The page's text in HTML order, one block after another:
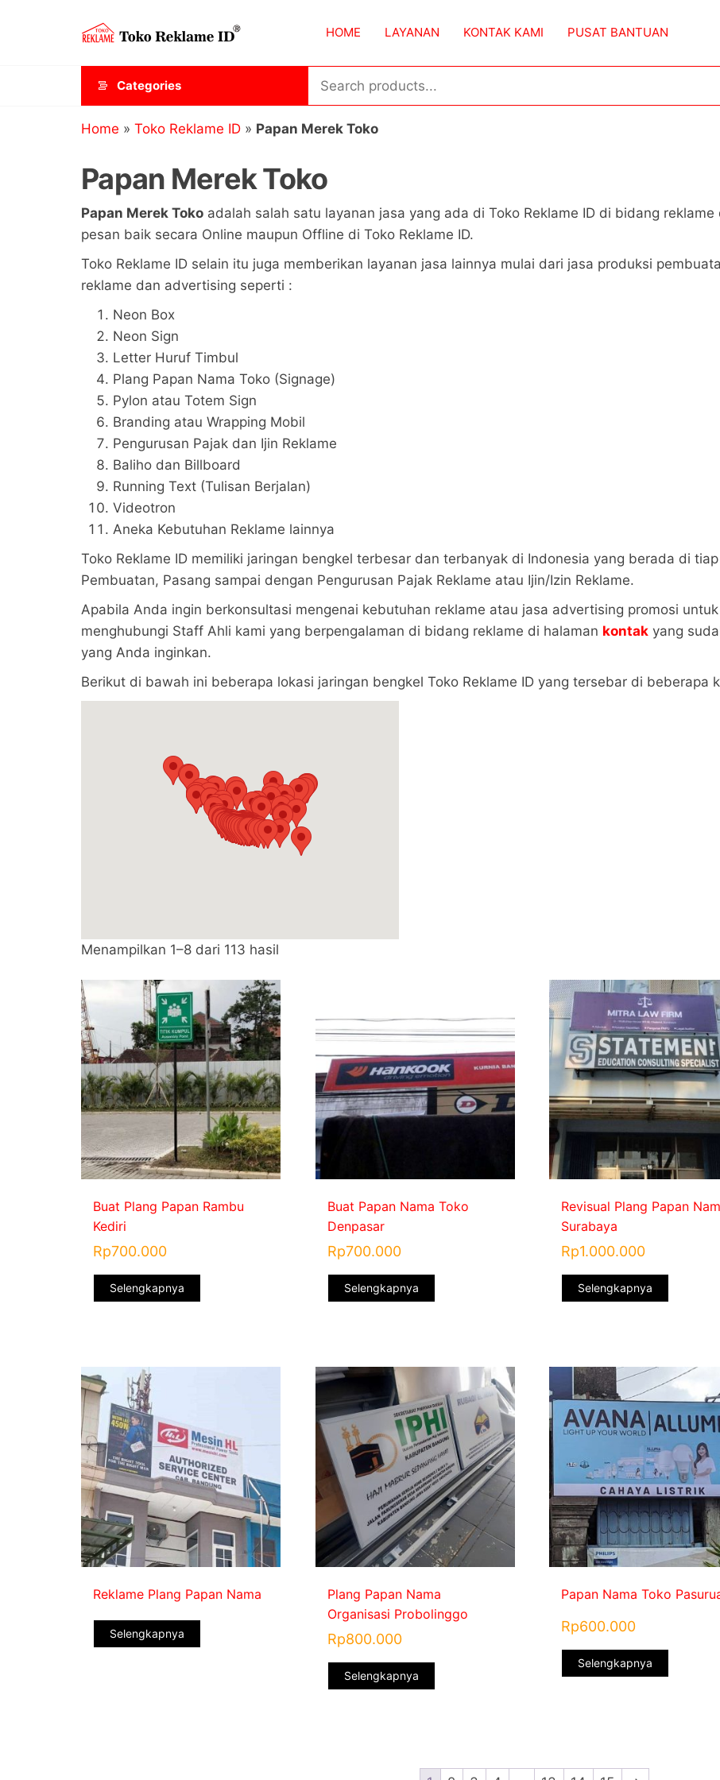
ID
HOME LAYANAN KONTAK KAMI PUSAT BANTUAN
Categories
Home » Toko Reklame ID » Papan Merek Toko
Papan Merek Toko
Papan Merek Toko adalah salah satu layanan jasa yang ada di Toko Reklame ID di bidang
pesan baik secara Online maupun Offline di Toko Reklame ID.
Toko Reklame ID selain itu juga memberikan layanan jasa lainnya mulai dari jasa produksi
reklame dan advertising seperti :
Neon Box
Neon Sign
Letter Huruf Timbul
Plang Papan Nama Toko (Signage)
Pylon atau Totem Sign
Branding atau Wrapping Mobil
Pengurusan Pajak dan Ijin Reklame
Baliho dan Billboard
Running Text (Tulisan Berjalan)
Videotron
Aneka Kebutuhan Reklame lainnya
Toko Reklame ID memiliki jaringan bengkel terbesar dan terbanyak di Indonesia yang berada di
Pembuatan, Pasang sampai dengan Pengurusan Pajak Reklame atau Ijin/Izin Reklame.
Apabila Anda ingin berkonsultasi mengenai kebutuhan reklame atau jasa advertising promosi
menghubungi Staff Ahli kami yang berpengalaman di bidang reklame di halaman kontak yang
yang Anda inginkan.
Berikut di bawah ini beberapa lokasi jaringan bengkel Toko Reklame ID yang tersebar di beberapa
Menampilkan 1–8 dari 113 hasil
popularitas
Buat Plang Papan Rambu
Kediri
Rp700.000
Selengkapnya
Buat Papan Nama Toko
Denpasar
Rp700.000
Selengkapnya
Revisual Plang Papan
Surabaya
Rp1.000.000
Selengkapnya
Reklame Plang Papan Nama
Selengkapnya
Plang Papan Nama
Organisasi Probolinggo
Rp800.000
Selengkapnya
Papan Nama Toko
Rp600.000
Selengkapnya